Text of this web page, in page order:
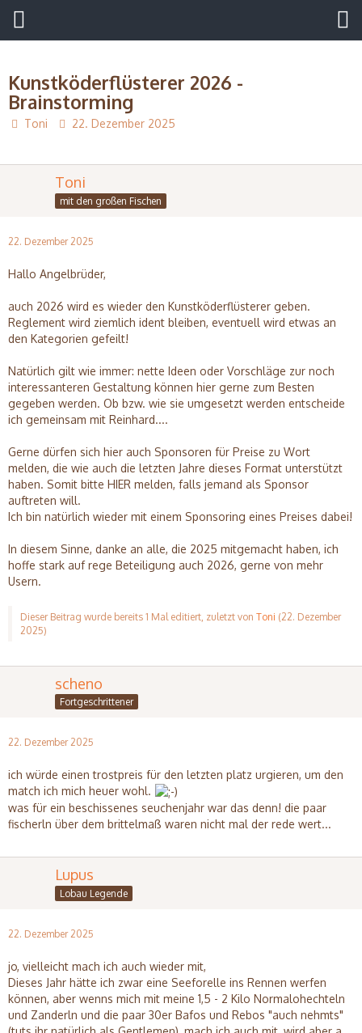
Kunstköderflüsterer 2026 -
Brainstorming
Toni 22. Dezember 2025
Toni
mit den großen Fischen
22. Dezember 2025
Hallo Angelbrüder,
auch 2026 wird es wieder den Kunstköderflüsterer geben.
Reglement wird ziemlich ident bleiben, eventuell wird etwas an
den Kategorien gefeilt!
Natürlich gilt wie immer: nette Ideen oder Vorschläge zur noch
interessanteren Gestaltung können hier gerne zum Besten
gegeben werden. Ob bzw. wie sie umgesetzt werden entscheide
ich gemeinsam mit Reinhard....
Gerne dürfen sich hier auch Sponsoren für Preise zu Wort
melden, die wie auch die letzten Jahre dieses Format unterstützt
haben. Somit bitte HIER melden, falls jemand als Sponsor
auftreten will.
Ich bin natürlich wieder mit einem Sponsoring eines Preises dabei!
In diesem Sinne, danke an alle, die 2025 mitgemacht haben, ich
hoffe stark auf rege Beteiligung auch 2026, gerne von mehr
Usern.
Dieser Beitrag wurde bereits 1 Mal editiert, zuletzt von Toni (22. Dezember
2025)
scheno
Fortgeschrittener
22. Dezember 2025
ich würde einen trostpreis für den letzten platz urgieren, um den
match ich mich heuer wohl.
was für ein beschissenes seuchenjahr war das denn! die paar
fischerln über dem brittelmaß waren nicht mal der rede wert...
Lupus
Lobau Legende
22. Dezember 2025
jo, vielleicht mach ich auch wieder mit,
Dieses Jahr hätte ich zwar eine Seeforelle ins Rennen werfen
können, aber wenns mich mit meine 1,5 - 2 Kilo Normalohechteln
und Zanderln und die paar 30er Bafos und Rebos "auch nehmts"